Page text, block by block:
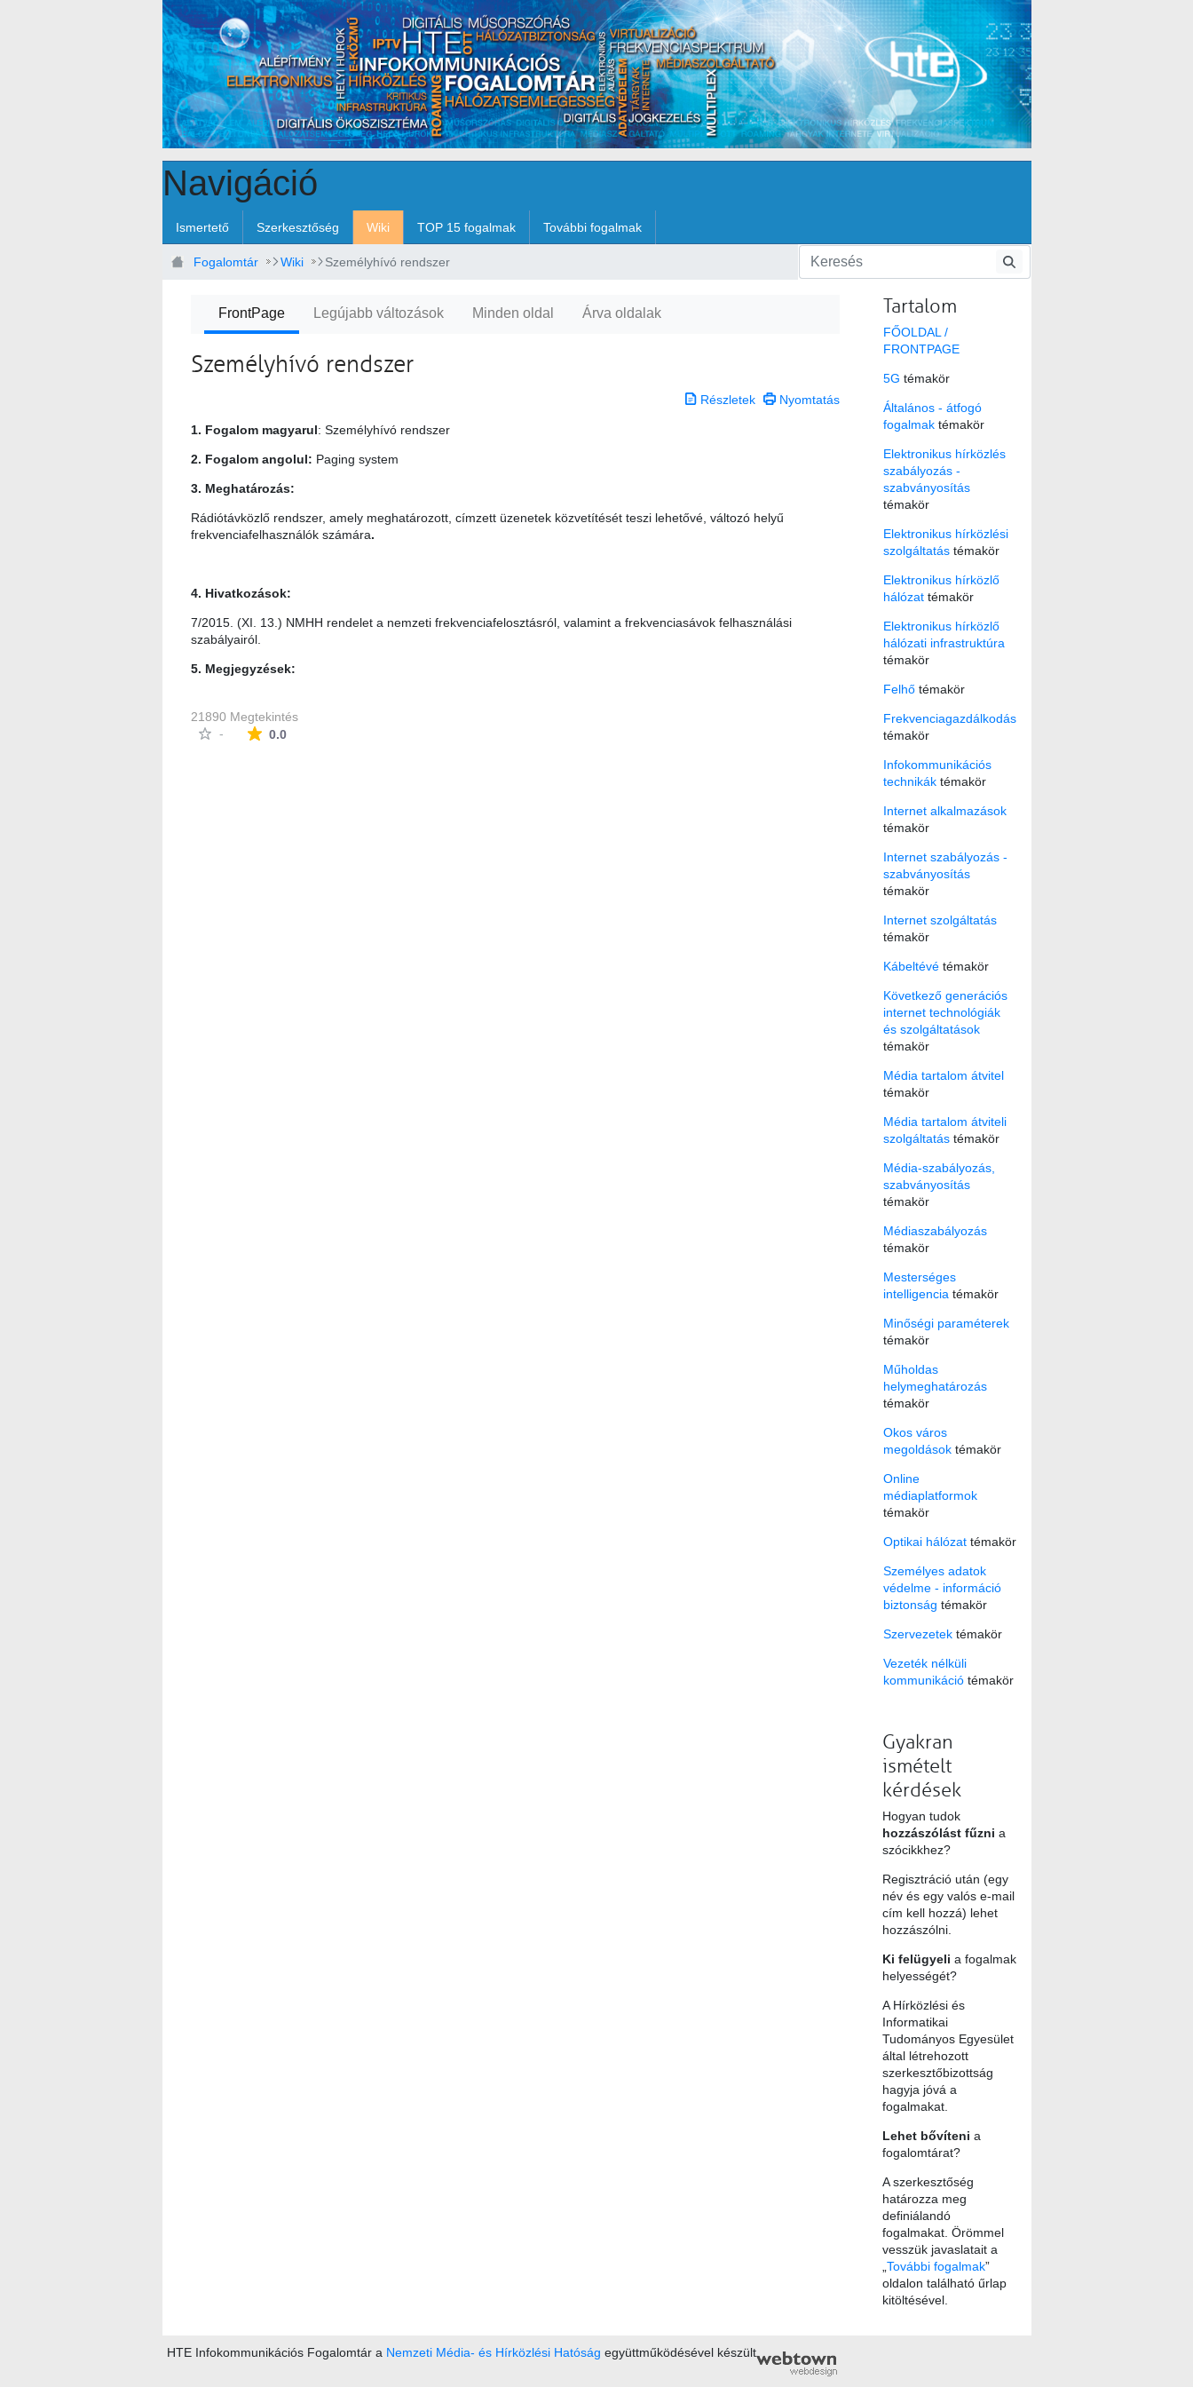
Navigáció
Ismertető Szerkesztőség Wiki TOP 15 fogalmak További fogalmak
Fogalomtár Wiki Személyhívó rendszer
FrontPage Legújabb változások Minden oldal Árva oldalak
Személyhívó rendszer
Részletek Nyomtatás
1. Fogalom magyarul: Személyhívó rendszer
2. Fogalom angolul: Paging system
3. Meghatározás:
Rádiótávközlő rendszer, amely meghatározott, címzett üzenetek közvetítését teszi lehetővé, változó helyű
frekvenciafelhasználók számára.
4. Hivatkozások:
7/2015. (XI. 13.) NMHH rendelet a nemzeti frekvenciafelosztásról, valamint a frekvenciasávok felhasználási
szabályairól.
5. Megjegyzések:
21890 Megtekintés
-
0.0Az átlagos minősítés 0 csillag a lehetséges 5-ből.
Tartalom
FŐOLDAL /
FRONTPAGE
5G témakör
Általános - átfogó
fogalmaktémakör
Elektronikus hírközlés
szabályozás -
szabványosítás
témakör
Elektronikus hírközlési
szolgáltatástémakör
Elektronikus hírközlő
hálózattémakör
Elektronikus hírközlő
hálózati infrastruktúra
témakör
Felhőtémakör
Frekvenciagazdálkodás
témakör
Infokommunikációs
technikáktémakör
Internet alkalmazások
témakör
Internet szabályozás -
szabványosítás
témakör
Internet szolgáltatás
témakör
Kábeltévétémakör
Következő generációs
internet technológiák
és szolgáltatások
témakör
Média tartalom átvitel
témakör
Média tartalom átviteli
szolgáltatástémakör
Média-szabályozás,
szabványosítás
témakör
Médiaszabályozás
témakör
Mesterséges
intelligencia témakör
Minőségi paraméterek
témakör
Műholdas
helymeghatározás
témakör
Okos város
megoldásoktémakör
Online
médiaplatformok
témakör
Optikai hálózattémakör
Személyes adatok
védelme - információ
biztonság témakör
Szervezetektémakör
Vezeték nélküli
kommunikációtémakör
Gyakran
ismételt
kérdések
Hogyan tudok
hozzászólást fűzni a
szócikkhez?
Regisztráció után (egy
név és egy valós e-mail
cím kell hozzá) lehet
hozzászólni.
Ki felügyeli a fogalmak
helyességét?
A Hírközlési és
Informatikai
Tudományos Egyesület
által létrehozott
szerkesztőbizottság
hagyja jóvá a
fogalmakat.
Lehet bővíteni a
fogalomtárat?
A szerkesztőség
határozza meg
definiálandó
fogalmakat. Örömmel
vesszük javaslatait a
További fogalmak”
oldalon található űrlap
kitöltésével.
HTE Infokommunikációs Fogalomtár a Nemzeti Média- és Hírközlési Hatóság együttműködésével készült